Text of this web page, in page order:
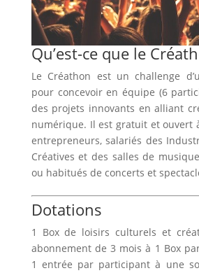
Qu’est-ce que le
Le Créathon est un challenge
pour concevoir en équipe (6
des projets innovants en alliant
numérique. Il est gratuit et ouvert
entrepreneurs, salariés des
Créatives et des salles de
ou habitués de concerts et
Dotations
1 Box de loisirs culturels et
abonnement de 3 mois à 1 Box
1 entrée par participant à une